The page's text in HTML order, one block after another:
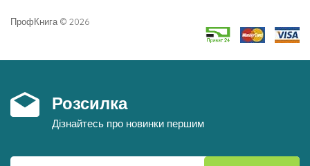
ПрофКнига © 2026
Розсилка
Дізнайтесь про новинки першим